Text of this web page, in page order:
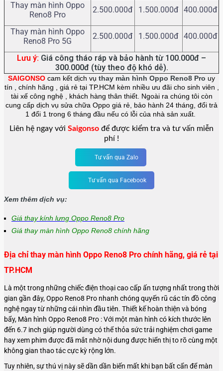
Thay màn hình Oppo
Reno8 Pro
2.500.000đ 1.500.000đ 400.000đ
Thay màn hình Oppo
Reno8 Pro 5G
2.500.000đ 1.500.000đ 400.000đ
Lưu ý: Giá công tháo ráp và bảo hành từ 100.000đ –
300.000đ (tùy theo độ khó dễ).
SAIGONSO cam kết dịch vụ thay màn hình Oppo Reno8 Pro uy
tín , chính hãng , giá rẻ tại TP.HCM kèm nhiều ưu đãi cho sinh viên ,
tài xế công nghệ , khách hàng thân thiết. Ngoài ra chúng tôi còn
cung cấp dịch vụ sửa chữa Oppo giá rẻ, bảo hành 24 tháng, đổi trả
1 đổi 1 trong 6 tháng đầu nếu có lỗi của nhà sản xuất.
Liên hệ ngay với Saigonso để được kiểm tra và tư vấn miễn
phí !
Tư vấn qua Zalo
Tư vấn qua Facebook
Xem thêm dịch vụ:
Giá thay kính lưng Oppo Reno8 Pro
Giá thay màn hình Oppo Reno8 chính hãng
Địa chỉ thay màn hình Oppo Reno8 Pro chính hãng, giá rẻ tại
TP.HCM
Là một trong những chiếc điện thoại cao cấp ấn tượng nhất trong thời
gian gần đây, Oppo Reno8 Pro nhanh chóng quyến rũ các tín đồ công
nghệ ngay từ những cái nhìn đầu tiên. Thiết kế hoàn thiện và bóng
bẩy, Màn hình Oppo Reno8 Pro :Với một màn hình có kích thước lên
đến 6.7 inch giúp người dùng có thể thỏa sức trải nghiệm chơi game
hay xem phim được đã mắt nhờ nội dung được hiển thị to rõ cùng một
không gian thao tác cực kỳ rộng lớn.
Tuy nhiên, sự thú vị này sẽ dần dần biến mất khi bạn bất cẩn để màn